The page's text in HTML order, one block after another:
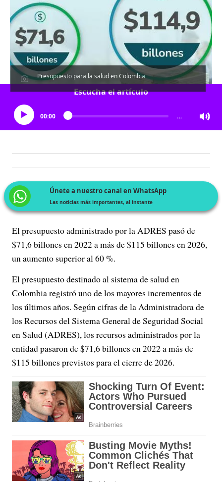
Presupuesto para la salud en Colombia
Escucha el artículo
00:00 …
Únete a nuestro canal en WhatsApp
Las noticias más importantes, al instante
El presupuesto administrado por la ADRES pasó de
$71,6 billones en 2022 a más de $115 billones en 2026,
un aumento superior al 60 %.
El presupuesto destinado al sistema de salud en
Colombia registró uno de los mayores incrementos de
los últimos años. Según cifras de la Administradora de
los Recursos del Sistema General de Seguridad Social
en Salud (ADRES), los recursos administrados por la
entidad pasaron de $71,6 billones en 2022 a más de
$115 billones previstos para el cierre de 2026.